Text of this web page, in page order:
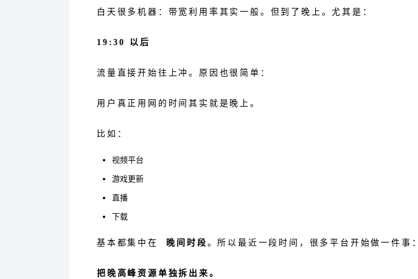
白天很多机器：带宽利用率其实一般。但到了晚上。尤其是：
19:30 以后
流量直接开始往上冲。原因也很简单：
用户真正用网的时间其实就是晚上。
比如：
视频平台
游戏更新
直播
下载
基本都集中在 晚间时段 。所以最近一段时间，很多平台开始做一件事：
把晚高峰资源单独拆出来。